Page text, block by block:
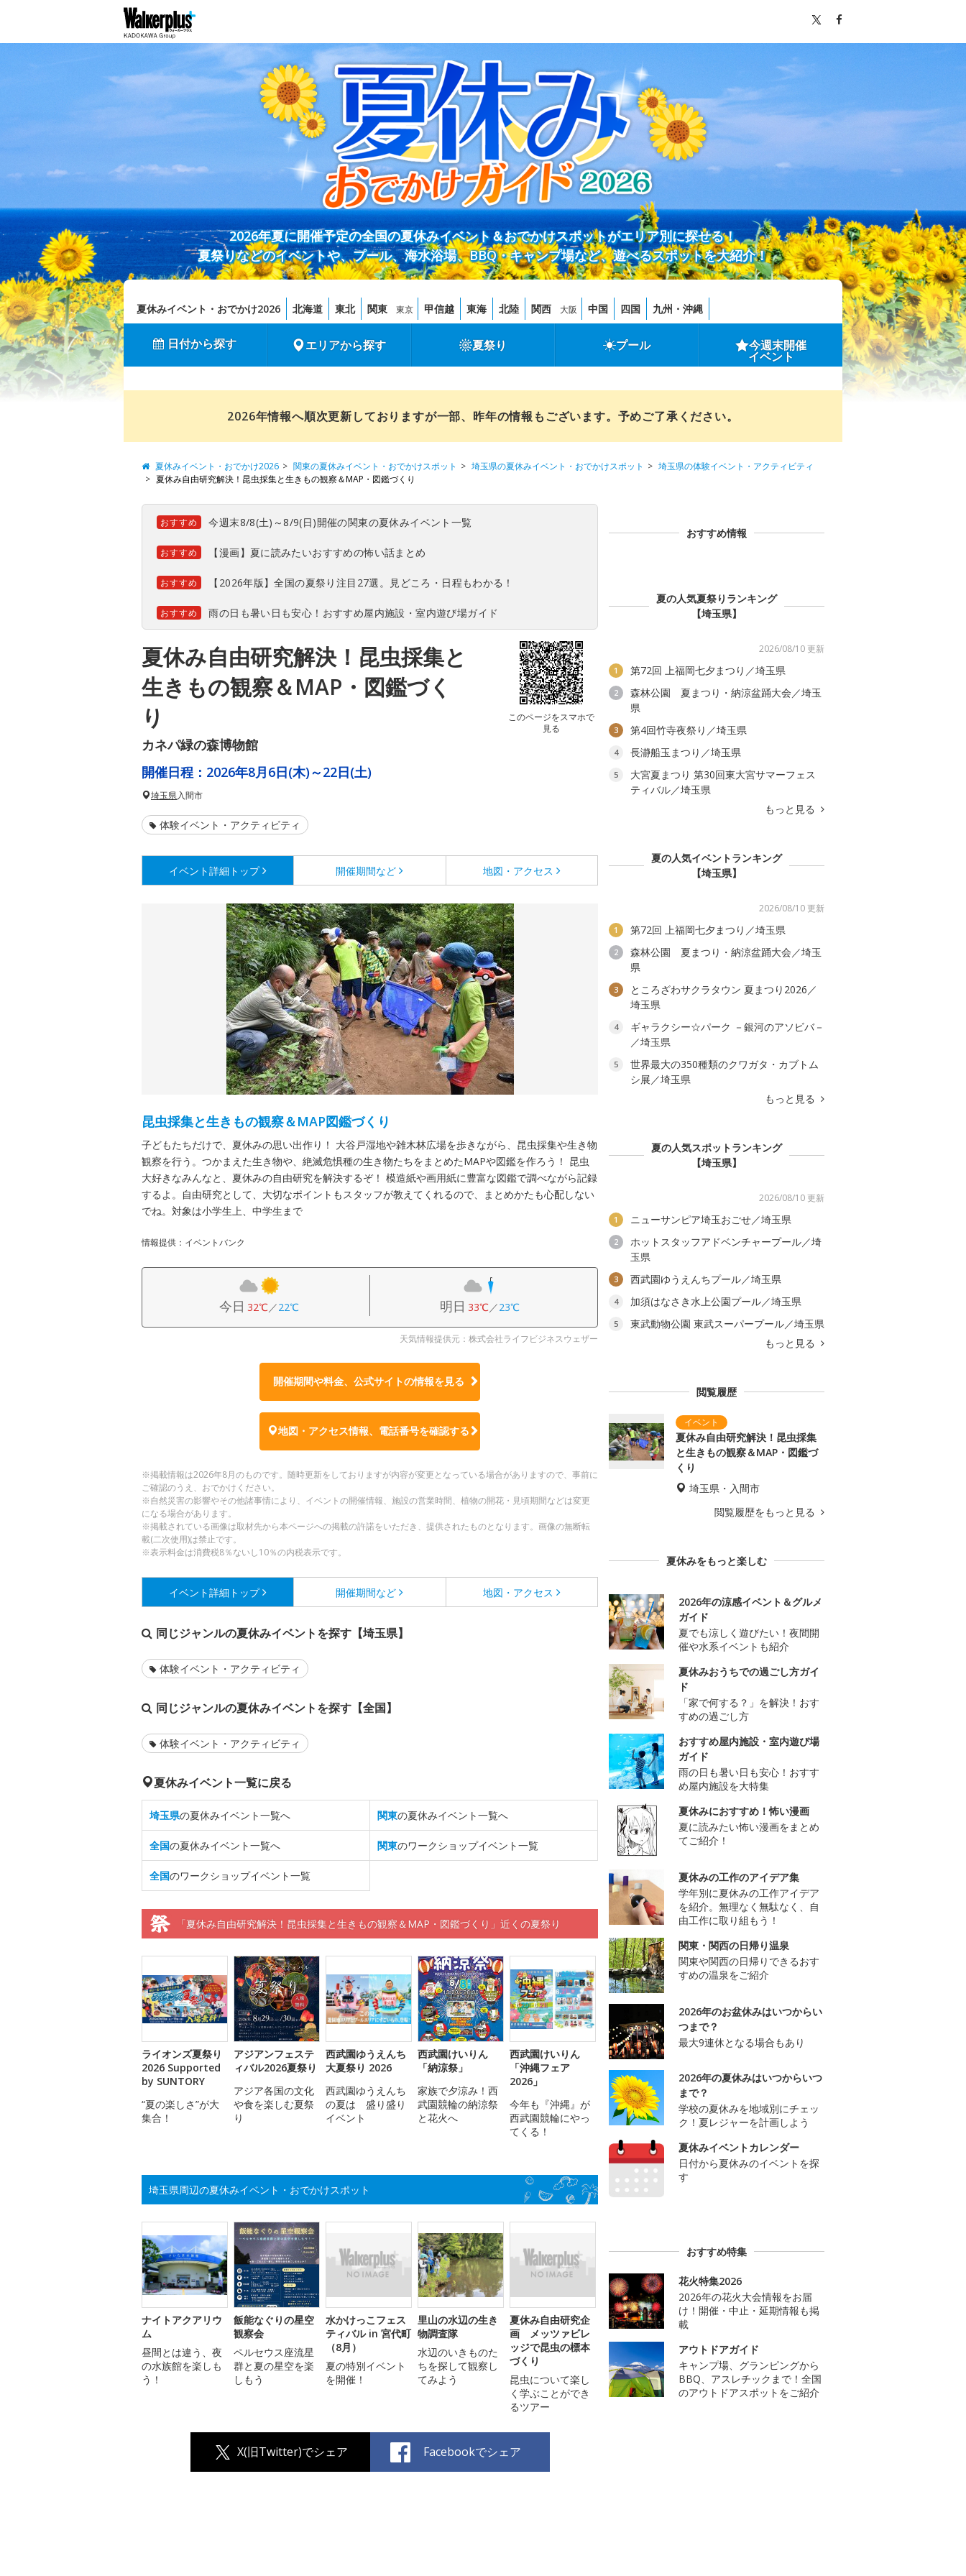
2026年夏に開催予定の全国の夏休みイベント＆おでかけスポットがエリア別に探せる！
夏祭りなどのイベントや、プール、海水浴場、BBQ・キャンプ場など、遊べるスポットを大紹介！
夏休みイベント・おでかけ2026 北海道 東北 関東 東京 甲信越 東海 北陸 関西 大阪 中国 四国 九州・沖縄
日付から探す エリアから探す 夏祭り プール 今週末開催
イベント
2026年情報へ順次更新しておりますが一部、昨年の情報もございます。予めご了承ください。
夏休みイベント・おでかけ2026 関東の夏休みイベント・おでかけスポット 埼玉県の夏休みイベント・おでかけスポット
埼玉県の体験イベント・アクティビティ
夏休み自由研究解決！昆虫採集と生きもの観察＆MAP・図鑑づくり
おすすめ 今週末8/8(土)～8/9(日)開催の関東の夏休みイベント一覧
おすすめ 【漫画】夏に読みたいおすすめの怖い話まとめ
おすすめ 【2026年版】全国の夏祭り注目27選。見どころ・日程もわかる！
おすすめ 雨の日も暑い日も安心！おすすめ屋内施設・室内遊び場ガイド
夏休み自由研究解決！昆虫採集と
生きもの観察＆MAP・図鑑づく
り
カネパ緑の森博物館
このページをスマホで
見る
開催日程： 2026年8月6日(木)～22日(土)
埼玉県入間市
体験イベント・アクティビティ
イベント詳細 トップ 開催期間など 地図・アクセス
昆虫採集と生きもの観察＆MAP図鑑づくり
子どもたちだけで、夏休みの思い出作り！ 大谷戸湿地や雑木林広場を歩きながら、昆虫採集や生き物
観察を行う。つかまえた生き物や、絶滅危惧種の生き物たちをまとめたMAPや図鑑を作ろう！ 昆虫
大好きなみんなと、夏休みの自由研究を解決するぞ！ 模造紙や画用紙に豊富な図鑑で調べながら記録
するよ。自由研究として、大切なポイントもスタッフが教えてくれるので、まとめかたも心配しない
でね。対象は小学生上、中学生まで
情報提供：イベントバンク
今日 32℃／22℃ 明日 33℃／23℃
天気情報提供元：株式会社ライフビジネスウェザー
開催期間や料金、公式サイトの情報を見る
地図・アクセス情報、電話番号を確認する
※掲載情報は2026年8月のものです。随時更新をしておりますが内容が変更となっている場合がありますので、事前に
ご確認のうえ、おでかけください。
※自然災害の影響やその他諸事情により、イベントの開催情報、施設の営業時間、植物の開花・見頃期間などは変更
になる場合があります。
※掲載されている画像は取材先から本ページへの掲載の許諾をいただき、提供されたものとなります。画像の無断転
載(二次使用)は禁止です。
※表示料金は消費税8％ないし10％の内税表示です。
イベント詳細 トップ 開催期間など 地図・アクセス
同じジャンルの夏休みイベントを探す【埼玉県】
体験イベント・アクティビティ
同じジャンルの夏休みイベントを探す【全国】
体験イベント・アクティビティ
夏休みイベント一覧に戻る
埼玉県の夏休みイベント一覧へ 関東の夏休みイベント一覧へ
全国の夏休みイベント一覧へ 関東のワークショップイベント一覧
全国のワークショップイベント一覧
「夏休み自由研究解決！昆虫採集と生きもの観察＆MAP・図鑑づくり」近くの夏祭り
ライオンズ夏祭り
2026 Supported
by SUNTORY
“夏の楽しさ”が大
集合！
アジアンフェステ
ィバル2026夏祭り
アジア各国の文化
や食を楽しむ夏祭
り
西武園ゆうえんち
大夏祭り 2026
西武園ゆうえんち
の夏は 盛り盛り
イベント
西武園けいりん
「納涼祭」
家族で夕涼み！西
武園競輪の納涼祭
と花火へ
西武園けいりん
「沖縄フェア
2026」
今年も『沖縄』が
西武園競輪にやっ
てくる！
埼玉県周辺の夏休みイベント・おでかけスポット
ナイトアクアリウ
ム
昼間とは違う、夜
の水族館を楽しも
う！
飯能なぐりの星空
観察会
ペルセウス座流星
群と夏の星空を楽
しもう
水かけっこフェス
ティバル in 宮代町
（8月）
夏の特別イベント
を開催！
里山の水辺の生き
物調査隊
水辺のいきものた
ちを探して観察し
てみよう
夏休み自由研究企
画 メッツァビレ
ッジで昆虫の標本
づくり
昆虫について楽し
く学ぶことができ
るツアー
X(旧Twitter)でシェア Facebookでシェア
おすすめ情報
夏の人気夏祭りランキング
【埼玉県】
2026/08/10 更新
1 第72回 上福岡七夕まつり／埼玉県
2
森林公園 夏まつり・納涼盆踊大会／埼玉
県
3 第4回竹寺夜祭り／埼玉県
4 長瀞船玉まつり／埼玉県
5
大宮夏まつり 第30回東大宮サマーフェス
ティバル／埼玉県
もっと見る
夏の人気イベントランキング
【埼玉県】
2026/08/10 更新
1 第72回 上福岡七夕まつり／埼玉県
2
森林公園 夏まつり・納涼盆踊大会／埼玉
県
3
ところざわサクラタウン 夏まつり2026／
埼玉県
4
ギャラクシー☆パーク －銀河のアソビバ－
／埼玉県
5
世界最大の350種類のクワガタ・カブトム
シ展／埼玉県
もっと見る
夏の人気スポットランキング
【埼玉県】
2026/08/10 更新
1 ニューサンピア埼玉おごせ／埼玉県
2
ホットスタッフアドベンチャープール／埼
玉県
3 西武園ゆうえんちプール／埼玉県
4 加須はなさき水上公園プール／埼玉県
5
東武動物公園 東武スーパープール／埼玉県
もっと見る
閲覧履歴
夏休み自由研究解決！昆虫採集
と生きもの観察＆MAP・図鑑づ
くり
埼玉県・入間市
閲覧履歴をもっと見る
夏休みをもっと楽しむ
2026年の涼感イベント＆グルメ
ガイド
夏でも涼しく遊びたい！夜間開
催や水系イベントも紹介
夏休みおうちでの過ごし方ガイ
ド
「家で何する？」を解決！おす
すめの過ごし方
おすすめ屋内施設・室内遊び場
ガイド
雨の日も暑い日も安心！おすす
め屋内施設を大特集
夏休みにおすすめ！怖い漫画
夏に読みたい怖い漫画をまとめ
てご紹介！
夏休みの工作のアイデア集
学年別に夏休みの工作アイデア
を紹介。無理なく無駄なく、自
由工作に取り組もう！
関東・関西の日帰り温泉
関東や関西の日帰りできるおす
すめの温泉をご紹介
2026年のお盆休みはいつからい
つまで？
最大9連休となる場合もあり
2026年の夏休みはいつからいつ
まで？
学校の夏休みを地域別にチェッ
ク！夏レジャーを計画しよう
夏休みイベントカレンダー
日付から夏休みのイベントを探
す
おすすめ特集
花火特集2026
2026年の花火大会情報をお届
け！開催・中止・延期情報も掲
載
アウトドアガイド
キャンプ場、グランピングから
BBQ、アスレチックまで！全国
のアウトドアスポットをご紹介